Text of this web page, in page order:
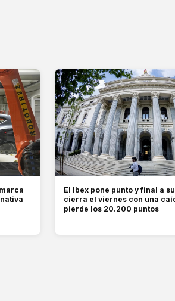
El Ibex pone punto y final a
cierra el viernes con una
pierde los 20.200 puntos